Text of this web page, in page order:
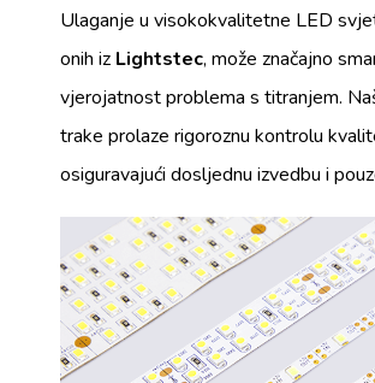
Ulaganje u visokokvalitetne LED
onih iz Lightstec, može značajno
vjerojatnost problema s titranjem.
trake prolaze rigoroznu kontrolu
osiguravajući dosljednu izvedbu i